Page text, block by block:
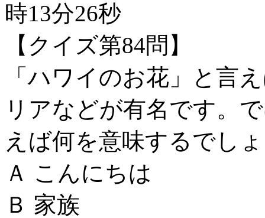
時13分26秒
【クイズ第84問】
「ハワイのお花」と言
リアなどが有名です。
えば何を意味するでし
Ａ こんにちは
Ｂ 家族